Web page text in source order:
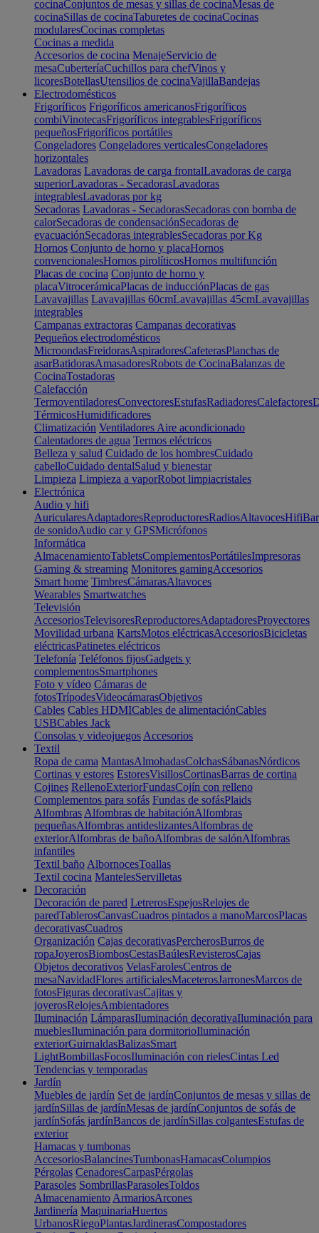
cocinaConjuntos de mesas y sillas de cocinaMesas de
cocinaSillas de cocinaTaburetes de cocinaCocinas
modularesCocinas completas
Cocinas a medida
Accesorios de cocina MenajeServicio de
mesaCuberteríaCuchillos para chefVinos y
licoresBotellasUtensilios de cocinaVajillaBandejas
Electrodomésticos
Frigoríficos Frigoríficos americanosFrigoríficos
combiVinotecasFrigoríficos integrablesFrigoríficos
pequeñosFrigoríficos portátiles
Congeladores Congeladores verticalesCongeladores
horizontales
Lavadoras Lavadoras de carga frontalLavadoras de carga
superiorLavadoras - SecadorasLavadoras
integrablesLavadoras por kg
Secadoras Lavadoras - SecadorasSecadoras con bomba de
calorSecadoras de condensaciónSecadoras de
evacuaciónSecadoras integrablesSecadoras por Kg
Hornos Conjunto de horno y placaHornos
convencionalesHornos pirolíticosHornos multifunción
Placas de cocina Conjunto de horno y
placaVitrocerámicaPlacas de inducciónPlacas de gas
Lavavajillas Lavavajillas 60cmLavavajillas 45cmLavavajillas
integrables
Campanas extractoras Campanas decorativas
Pequeños electrodomésticos
MicroondasFreidorasAspiradoresCafeterasPlanchas de
asarBatidorasAmasadoresRobots de CocinaBalanzas de
CocinaTostadoras
Calefacción
TermoventiladoresConvectoresEstufasRadiadoresCalefactores
TérmicosHumidificadores
Climatización Ventiladores Aire acondicionado
Calentadores de agua Termos eléctricos
Belleza y salud Cuidado de los hombresCuidado
cabelloCuidado dentalSalud y bienestar
Limpieza Limpieza a vaporRobot limpiacristales
Electrónica
Audio y hifi
AuricularesAdaptadoresReproductoresRadiosAltavocesHifi
de sonidoAudio car y GPSMicrófonos
Informática
AlmacenamientoTabletsComplementosPortátilesImpresoras
Gaming & streaming Monitores gamingAccesorios
Smart home TimbresCámarasAltavoces
Wearables Smartwatches
Televisión
AccesoriosTelevisoresReproductoresAdaptadoresProyectores
Movilidad urbana KartsMotos eléctricasAccesoriosBicicletas
eléctricasPatinetes eléctricos
Telefonía Teléfonos fijosGadgets y
complementosSmartphones
Foto y vídeo Cámaras de
fotosTrípodesVideocámarasObjetivos
Cables Cables HDMICables de alimentaciónCables
USBCables Jack
Consolas y videojuegos Accesorios
Textil
Ropa de cama MantasAlmohadasColchasSábanasNórdicos
Cortinas y estores EstoresVisillosCortinasBarras de cortina
Cojines RellenoExteriorFundasCojín con relleno
Complementos para sofás Fundas de sofásPlaids
Alfombras Alfombras de habitaciónAlfombras
pequeñasAlfombras antideslizantesAlfombras de
exteriorAlfombras de bañoAlfombras de salónAlfombras
infantiles
Textil baño AlbornocesToallas
Textil cocina MantelesServilletas
Decoración
Decoración de pared LetrerosEspejosRelojes de
paredTablerosCanvasCuadros pintados a manoMarcosPlacas
decorativasCuadros
Organización Cajas decorativasPercherosBurros de
ropaJoyerosBiombosCestasBaúlesRevisterosCajas
Objetos decorativos VelasFarolesCentros de
mesaNavidadFlores artificialesMaceterosJarronesMarcos de
fotosFiguras decorativasCajitas y
joyerosRelojesAmbientadores
Iluminación LámparasIluminación decorativaIluminación para
mueblesIluminación para dormitorioIluminación
exteriorGuirnaldasBalizasSmart
LightBombillasFocosIluminación con rielesCintas Led
Tendencias y temporadas
Jardín
Muebles de jardín Set de jardínConjuntos de mesas y sillas de
jardínSillas de jardínMesas de jardínConjuntos de sofás de
jardínSofás jardínBancos de jardínSillas colgantesEstufas de
exterior
Hamacas y tumbonas
AccesoriosBalancinesTumbonasHamacasColumpios
Pérgolas CenadoresCarpasPérgolas
Parasoles SombrillasParasolesToldos
Almacenamiento ArmariosArcones
Jardinería MaquinariaHuertos
UrbanosRiegoPlantasJardinerasCompostadores